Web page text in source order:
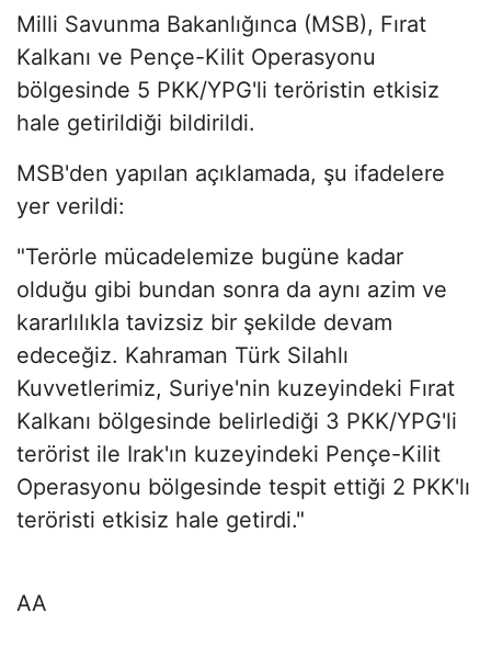
Milli Savunma Bakanlığınca (MSB), Fırat
Kalkanı ve Pençe-Kilit Operasyonu
bölgesinde 5 PKK/YPG'li teröristin etkisiz
hale getirildiği bildirildi.
MSB'den yapılan açıklamada, şu ifadelere
yer verildi:
"Terörle mücadelemize bugüne kadar
olduğu gibi bundan sonra da aynı azim ve
kararlılıkla tavizsiz bir şekilde devam
edeceğiz. Kahraman Türk Silahlı
Kuvvetlerimiz, Suriye'nin kuzeyindeki Fırat
Kalkanı bölgesinde belirlediği 3 PKK/YPG'li
terörist ile Irak'ın kuzeyindeki Pençe-Kilit
Operasyonu bölgesinde tespit ettiği 2 PKK'lı
teröristi etkisiz hale getirdi."
AA